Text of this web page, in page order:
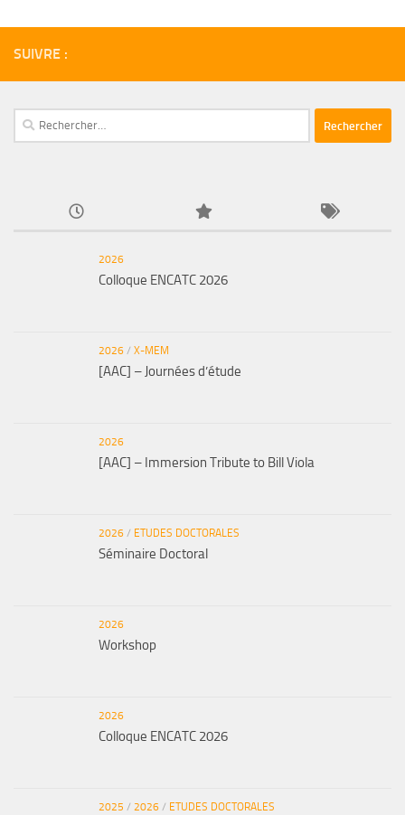
SUIVRE :
Rechercher :
2026
Colloque ENCATC 2026
2026 / X-MEM
[AAC] – Journées d’étude
2026
[AAC] – Immersion Tribute to Bill Viola
2026 / ETUDES DOCTORALES
Séminaire Doctoral
2026
Workshop
2026
Colloque ENCATC 2026
2025 / 2026 / ETUDES DOCTORALES